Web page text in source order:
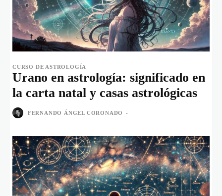
CURSO DE ASTROLOGÍA
Urano en astrología: significado en
la carta natal y casas astrológicas
FERNANDO ÁNGEL CORONADO -